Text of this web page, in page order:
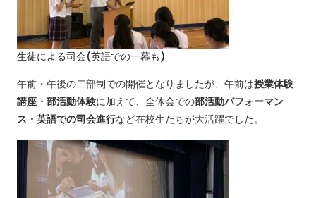
生徒による司会(英語での一幕も)
午前・午後の二部制での開催となりましたが、午前は授業体験
講座・部活動体験に加えて、全体会での部活動パフォーマン
ス・英語での司会進行など在校生たちが大活躍でした。